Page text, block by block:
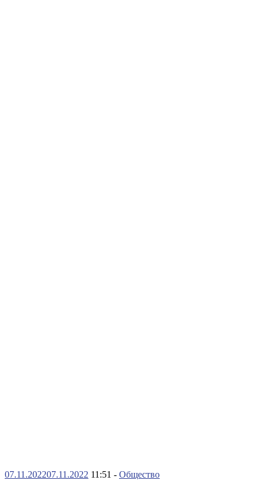
07.11.202207.11.2022 11:51 - Общество